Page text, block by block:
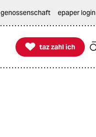
genossenschaft epaper login

taz zahl ich
taz zahl ich